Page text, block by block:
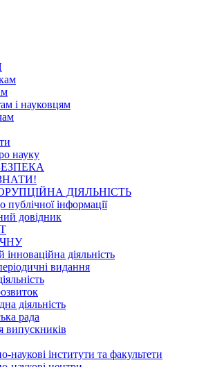
і науковцям
науку
ДІЯЛЬНІСТЬ
публічної інформації
довідник
ЧНУ
інноваційна діяльність
видання
діяльність
рада
випускників
наукові інститути та факультети